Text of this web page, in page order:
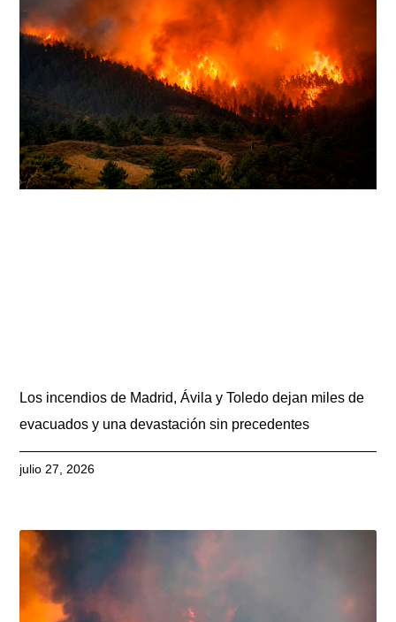
Los incendios de Madrid, Ávila y Toledo dejan miles de
evacuados y una devastación sin precedentes
julio 27, 2026